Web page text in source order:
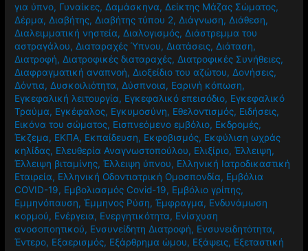
για ύπνο, Γυναίκες, Δαμάσκηνα, Δείκτης Μάζας Σώματος,
Δέρμα, Διαβήτης, Διαβήτης τύπου 2, Διάγνωση, Διάθεση,
Διαλειμματική νηστεία, Διαλογισμός, Διάστρεμμα του
αστραγάλου, Διαταραχές Ύπνου, Διατάσεις, Διάταση,
Διατροφή, Διατροφικές διαταραχές, Διατροφικές Συνήθειες,
Διαφραγματική αναπνοή, Διοξείδιο του αζώτου, Δονήσεις,
Δόντια, Δυσκοιλιότητα, Δύσπνοια, Εαρινή κόπωση,
Εγκεφαλική λειτουργία, Εγκεφαλικό επεισόδιο, Εγκεφαλικό
Τραύμα, Εγκέφαλος, Εγκυμοσύνη, Εθελοντισμός, Ειδήσεις,
Εικόνα του σώματος, Εισπνεόμενο εμβόλιο, Εκδρομές,
Έκζεμα, ΕΚΠΑ, Εκπαίδευση, Εκφοβισμός, Εκφύλιση ωχράς
κηλίδας, Ελευθερία Αναγνωστοπούλου, Ελιξίριο,Έλλειψη,
Έλλειψη βιταμίνης,Έλλειψη ύπνου, Ελληνική Ιατροδικαστική
Εταιρεία, Ελληνική Οδοντιατρική Ομοσπονδία, Εμβόλια
COVID-19, Εμβολιασμός Covid-19, Εμβόλιο γρίπης,
Εμμηνόπαυση,Έμμηνος Ρύση,Έμφραγμα, Ενδυνάμωση
κορμού, Ενέργεια, Ενεργητικότητα, Ενίσχυση
ανοσοποητικού, Ενσυνείδητη Διατροφή, Ενσυνειδητότητα,
Έντερο, Εξαερισμός, Εξάρθρημα ώμου, Εξάψεις, Εξεταστική